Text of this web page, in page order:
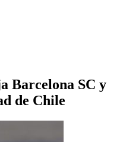
Barcelona SC y
de Chile